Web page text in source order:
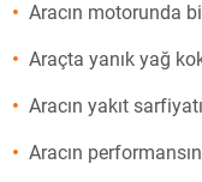
Aracın motorunda
Araçta yanık yağ
Aracın yakıt
Aracın